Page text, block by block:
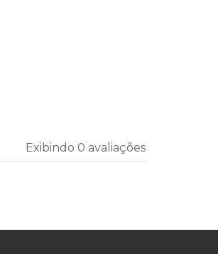
Exibindo 0 avaliações